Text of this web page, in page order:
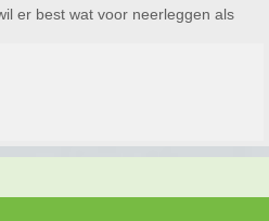
er best wat voor neerleggen als